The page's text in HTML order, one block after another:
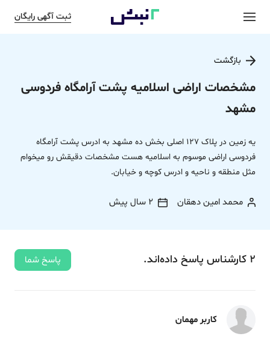
ثبت آگهی رایگان
بازگشت
مشخصات اراضی اسلامیه پشت آرامگاه فردوسی
مشهد
یه زمین در پلاک 127 اصلی بخش ده مشهد به ادرس پشت آرامگاه
فردوسی اراضی موسوم به اسلامیه هست مشخصات دقیقش رو میخوام
مثل منطقه و ناحیه و ادرس کوچه و خیابان.
محمد امین دهقان 2 سال پیش
2 کارشناس پاسخ داده‌اند. پاسخ شما
کاربر مهمان